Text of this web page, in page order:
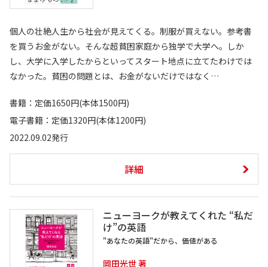
個人の壮絶人生から社会が見えてくる。制服が買えない。参考書
を買うお金がない。そんな超貧困家庭から独学で大学へ。しか
し、大学に入学したからといってスタート地点に立てたわけでは
なかった。貧困の問題とは、お金がないだけではなく…
書籍：定価1650円(本体1500円)
電子書籍：定価1320円(本体1200円)
2022.09.02発行
詳細
ニューヨークが教えてくれた “私だ
け”の英語
"あなたの英語"だから、価値がある
岡田光世 著